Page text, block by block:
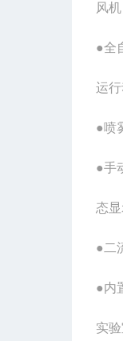
风
●全
运
●喷
●手
态
●二
●内
实